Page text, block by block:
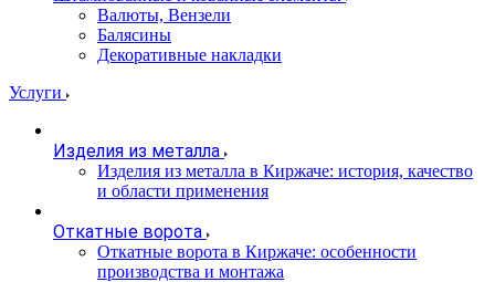
Валюты, Вензели
Балясины
Декоративные накладки
Услуги
Изделия из металла
Изделия из металла в Киржаче: история, качество
и области применения
Откатные ворота
Откатные ворота в Киржаче: особенности
производства и монтажа